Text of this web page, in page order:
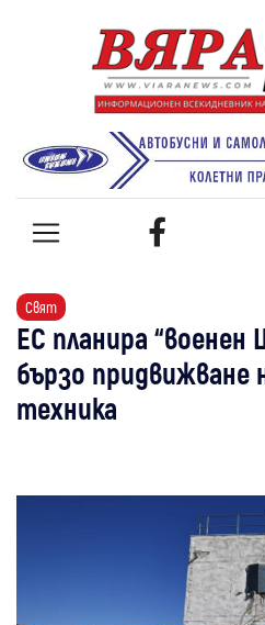
Свят
ЕС планира “военен
бързо придвижване
техника